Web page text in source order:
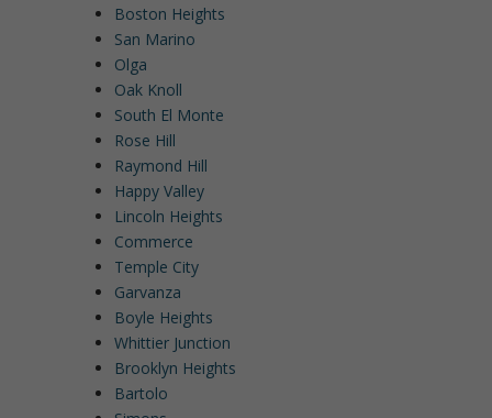
Boston Heights
San Marino
Olga
Oak Knoll
South El Monte
Rose Hill
Raymond Hill
Happy Valley
Lincoln Heights
Commerce
Temple City
Garvanza
Boyle Heights
Whittier Junction
Brooklyn Heights
Bartolo